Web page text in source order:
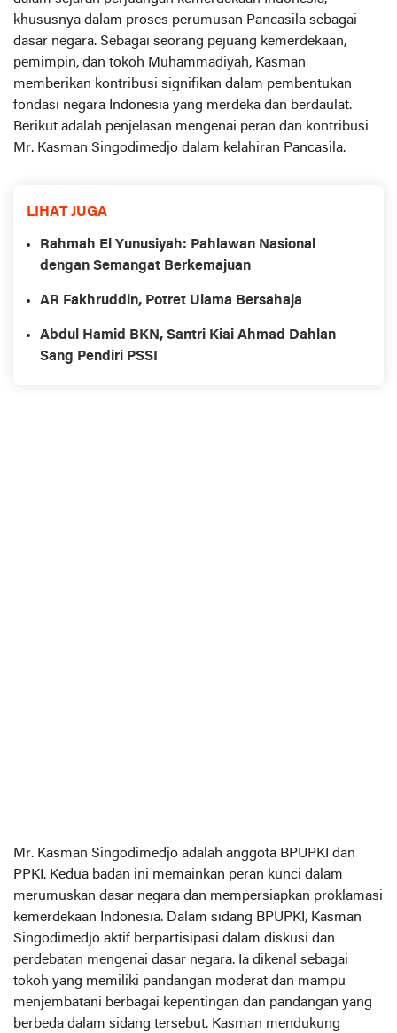
khususnya dalam proses perumusan Pancasila sebagai
dasar negara. Sebagai seorang pejuang kemerdekaan,
pemimpin, dan tokoh Muhammadiyah, Kasman
memberikan kontribusi signifikan dalam pembentukan
fondasi negara Indonesia yang merdeka dan berdaulat.
Berikut adalah penjelasan mengenai peran dan kontribusi
Mr. Kasman Singodimedjo dalam kelahiran Pancasila.
LIHAT JUGA
Rahmah El Yunusiyah: Pahlawan Nasional
dengan Semangat Berkemajuan
AR Fakhruddin, Potret Ulama Bersahaja
Abdul Hamid BKN, Santri Kiai Ahmad Dahlan
Sang Pendiri PSSI
Mr. Kasman Singodimedjo adalah anggota BPUPKI dan
PPKI. Kedua badan ini memainkan peran kunci dalam
merumuskan dasar negara dan mempersiapkan proklamasi
kemerdekaan Indonesia. Dalam sidang BPUPKI, Kasman
Singodimedjo aktif berpartisipasi dalam diskusi dan
perdebatan mengenai dasar negara. Ia dikenal sebagai
tokoh yang memiliki pandangan moderat dan mampu
menjembatani berbagai kepentingan dan pandangan yang
berbeda dalam sidang tersebut. Kasman mendukung